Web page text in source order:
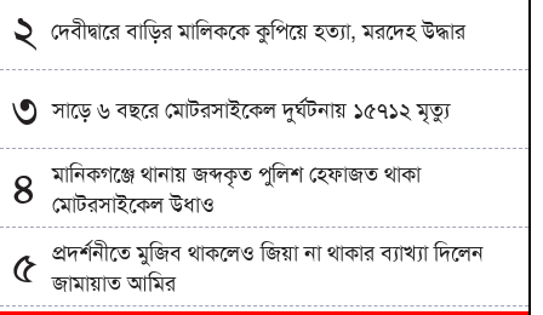
২ দেবীদ্বারে বাড়ির মালিককে কুপিয়ে হত্যা, মরদেহ উদ্ধার
৩ সাড়ে ৬ বছরে মোটরসাইকেল দুর্ঘটনায় ১৫৭১২ মৃত্যু
৪
মানিকগঞ্জে থানায় জব্দকৃত পুলিশ হেফাজত থাকা
মোটরসাইকেল উধাও
৫ প্রদর্শনীতে মুজিব থাকলেও জিয়া না থাকার ব্যাখ্যা দিলেন
জামায়াত আমির